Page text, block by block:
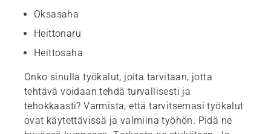
Oksasaha
Heittonaru
Heittosaha
Onko sinulla työkalut, joita tarvitaan, jotta
tehtävä voidaan tehdä turvallisesti ja
tehokkaasti? Varmista, että tarvitsemasi työkalut
ovat käytettävissä ja valmiina työhön. Pidä ne